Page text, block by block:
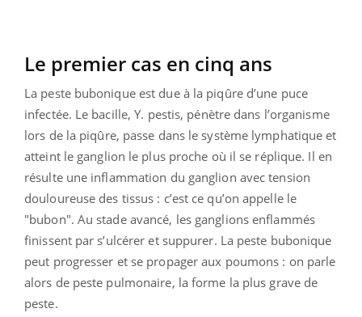
Le premier cas en cinq ans
La peste bubonique est due à la piqûre d’une puce
infectée. Le bacille, Y. pestis, pénètre dans l’organisme
lors de la piqûre, passe dans le système lymphatique et
atteint le ganglion le plus proche où il se réplique. Il en
résulte une inflammation du ganglion avec tension
douloureuse des tissus : c’est ce qu’on appelle le
"bubon". Au stade avancé, les ganglions enflammés
finissent par s’ulcérer et suppurer. La peste bubonique
peut progresser et se propager aux poumons : on parle
alors de peste pulmonaire, la forme la plus grave de
peste.